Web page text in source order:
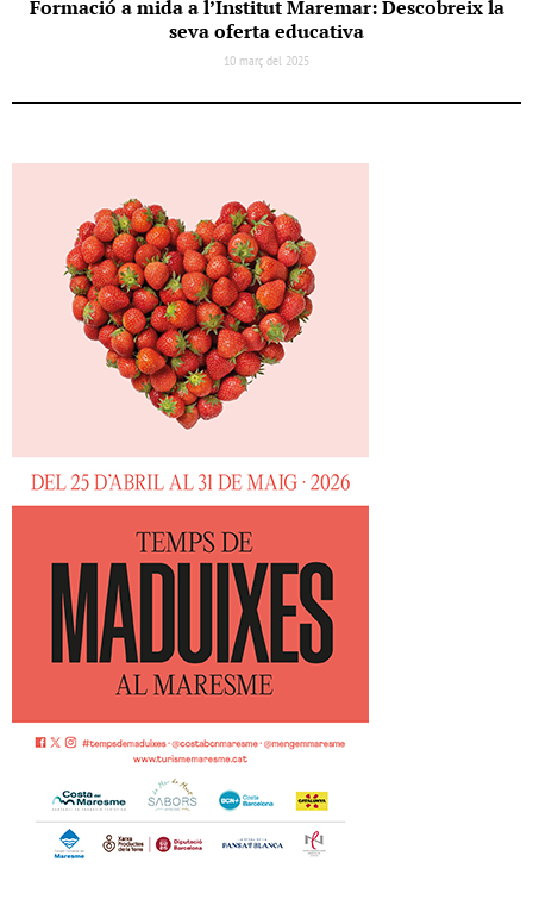
Formació a mida a l’Institut Maremar: Descobreix la
seva oferta educativa
10 març del 2025